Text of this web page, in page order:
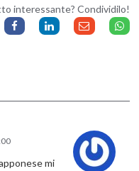
interessante? Condividilo!
mi